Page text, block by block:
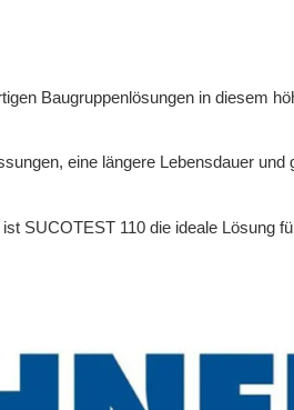
Baugruppenlösungen in diesem
eine längere Lebensdauer und
SUCOTEST 110 die ideale Lösung